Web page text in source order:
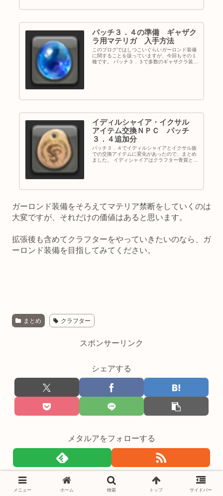
パッチ３．４の準備 ギャザク
ラ用マテリガ 入手方法
このブログではしつこいぐらいガーロンド装備
に関することを扱っていますが、今回もその１
種です。 パッチ３．３で多数のギャザクラ装備
イディルシャイア・イクサル
アイテム交換ＮＰＣ パッチ
３．４追加分
パッチ３．４でイディルシャイアとイクサル族
での交換アイテムに変化があったので、まとめ
ました。 イディシャイアはクラフター青貨と伝
ガーロンド装備をそろえてマテリア禁断をしていくのは
大変ですが、それだけの価値はあると思います。
拡張後も含めてクラフターをやっていきたいのなら、ガ
ーロンド装備を目指してみてください。
まとめ クラフター
スポンサーリンク
シェアする
メタルアをフォローする
メニュー ホーム 検索 トップ サイドバー